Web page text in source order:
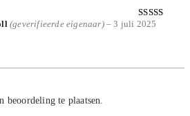
Gewaardeerd
(geverifieerde eigenaar) – 3 juli 2025
beoordeling te plaatsen.